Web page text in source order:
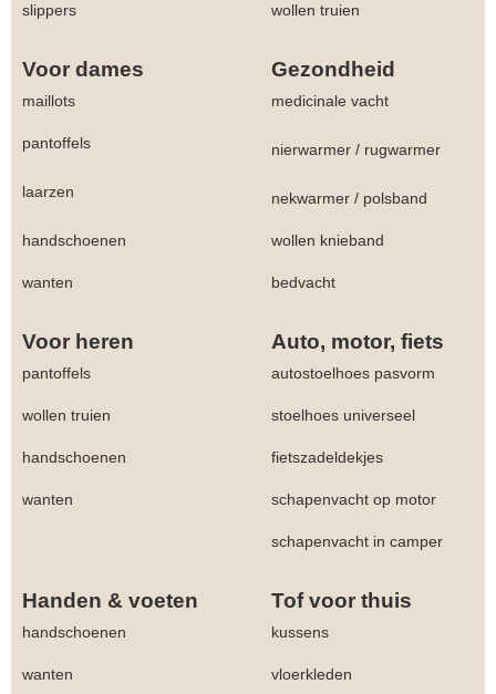
slippers wollen truien
Voor dames Gezondheid
maillots medicinale vacht
pantoffels nierwarmer / rugwarmer
laarzen nekwarmer / polsband
handschoenen wollen knieband
wanten bedvacht
Voor heren Auto, motor, fiets
pantoffels autostoelhoes pasvorm
wollen truien stoelhoes universeel
handschoenen fietszadeldekjes
wanten schapenvacht op motor
schapenvacht in camper
Handen & voeten Tof voor thuis
handschoenen kussens
wanten vloerkleden